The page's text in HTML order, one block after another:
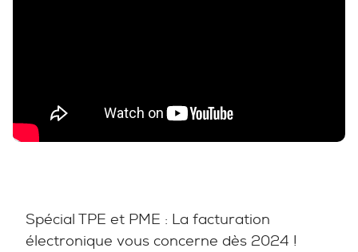
Spécial TPE et PME : La facturation
électronique vous concerne dès 2024 !